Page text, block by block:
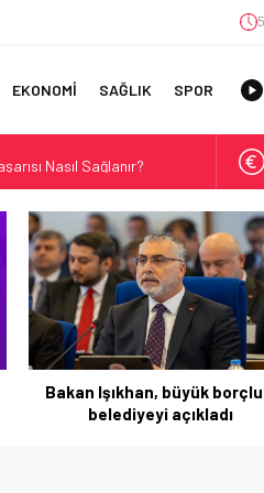
EKONOMİ SAĞLIK SPOR
Nasıl Sağlanır?
Transfer Services
Awaits
Bakan Şimşek: Merkez’in
normalleşme adımları